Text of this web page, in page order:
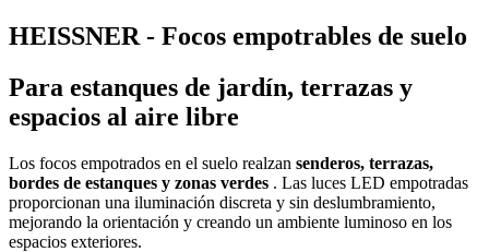
HEISSNER - Focos empotrables de suelo
Para estanques de jardín, terrazas y
espacios al aire libre
Los focos empotrados en el suelo realzan senderos, terrazas,
bordes de estanques y zonas verdes . Las luces LED empotradas
proporcionan una iluminación discreta y sin deslumbramiento,
mejorando la orientación y creando un ambiente luminoso en los
espacios exteriores.